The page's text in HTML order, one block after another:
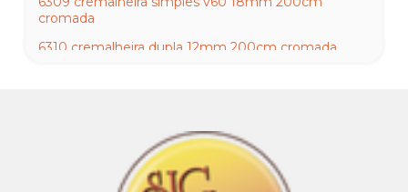
cromada
6310 cremalheira dupla 12mm 200cm cromada
6313 cremalheira simples 12mm 200 cromada
6314 cremalheira dupla 18mm meio slot cromada